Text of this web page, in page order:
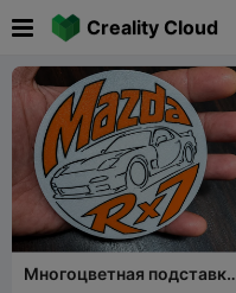
Creality Cloud
Многоцветная подставка